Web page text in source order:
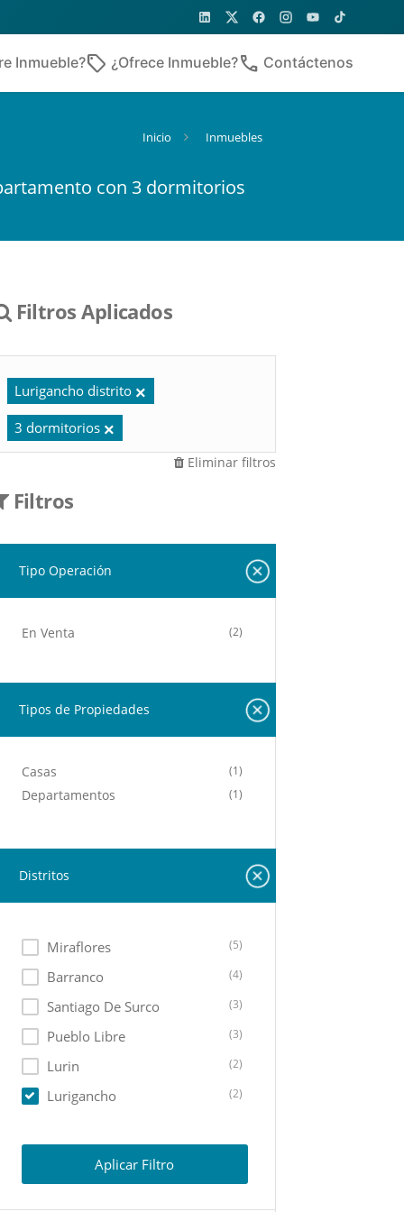
Inmueble?sell ¿Ofrece Inmueble?phone Contáctenos
Inicio Inmuebles
con 3 dormitorios
Filtros Aplicados
Lurigancho distrito
3 dormitorios
Eliminar filtros
Filtros
Tipo Operación
En Venta (2)
Tipos de Propiedades
Casas (1)
Departamentos (1)
Distritos
Miraflores (5)
Barranco (4)
Santiago De Surco (3)
Pueblo Libre (3)
Lurin (2)
Lurigancho (2)
Lima Cercado
Surquillo (1)
Aplicar Filtro